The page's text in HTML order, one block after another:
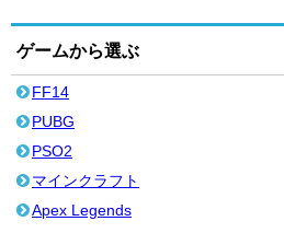
ゲームから選ぶ
FF14
PUBG
PSO2
マインクラフト
Apex Legends